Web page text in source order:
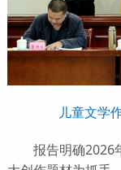
儿童文学
报告明确2026年